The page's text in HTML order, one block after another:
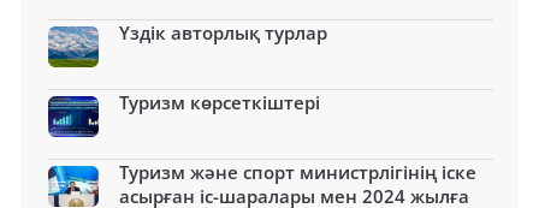
Үздік авторлық турлар
Туризм көрсеткіштері
Туризм және спорт министрлігінің іске
асырған іс-шаралары мен 2024 жылға